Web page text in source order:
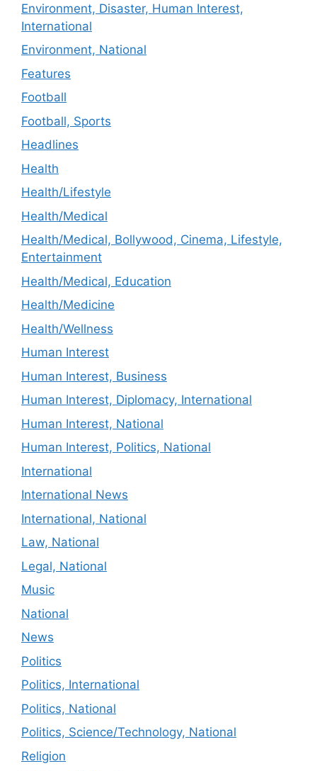
Environment, Disaster, Human Interest,
International
Environment, National
Features
Football
Football, Sports
Headlines
Health
Health/Lifestyle
Health/Medical
Health/Medical, Bollywood, Cinema, Lifestyle,
Entertainment
Health/Medical, Education
Health/Medicine
Health/Wellness
Human Interest
Human Interest, Business
Human Interest, Diplomacy, International
Human Interest, National
Human Interest, Politics, National
International
International News
International, National
Law, National
Legal, National
Music
National
News
Politics
Politics, International
Politics, National
Politics, Science/Technology, National
Religion